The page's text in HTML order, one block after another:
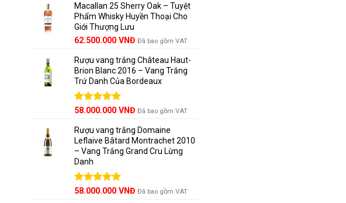
Macallan 25 Sherry Oak – Tuyệt
Phẩm Whisky Huyền Thoại Cho
Giới Thượng Lưu
Giá
là:
65.000.000 VNĐ.
62.500.000 VNĐGiá
tại
là:
62.500.000 VNĐ.
Đã bao gồm VAT
Rượu vang trắng Château Haut-
Brion Blanc 2016 – Vang Trắng
Trứ Danh Của Bordeaux
Được xếp
5 sao
58.000.000 VNĐ Đã bao gồm VAT
Rượu vang trắng Domaine
Leflaive Bâtard Montrachet 2010
– Vang Trắng Grand Cru Lừng
Danh
Được xếp
58.000.000 VNĐ Đã bao gồm VAT